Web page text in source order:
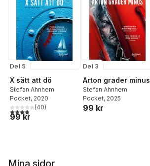
Del 5
X sätt att dö
Stefan Ahnhem
Pocket, 2020
3,9utav 5 stjärnor. Totalt antal röster:
(40)
99 kr
Del 3
Arton grader minus
Stefan Ahnhem
Pocket, 2025
99 kr
Mina sidor